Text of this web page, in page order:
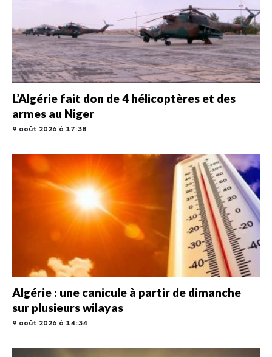
L’Algérie fait don de 4 hélicoptères et des
armes au Niger
9 août 2026 à 17:38
Algérie : une canicule à partir de dimanche
sur plusieurs wilayas
9 août 2026 à 14:34